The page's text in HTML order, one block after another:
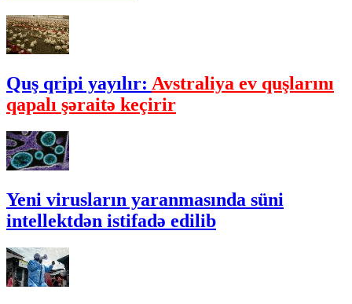
Quş qripi yayılır: Avstraliya ev quşlarını
qapalı şəraitə keçirir
Yeni virusların yaranmasında süni
intellektdən istifadə edilib